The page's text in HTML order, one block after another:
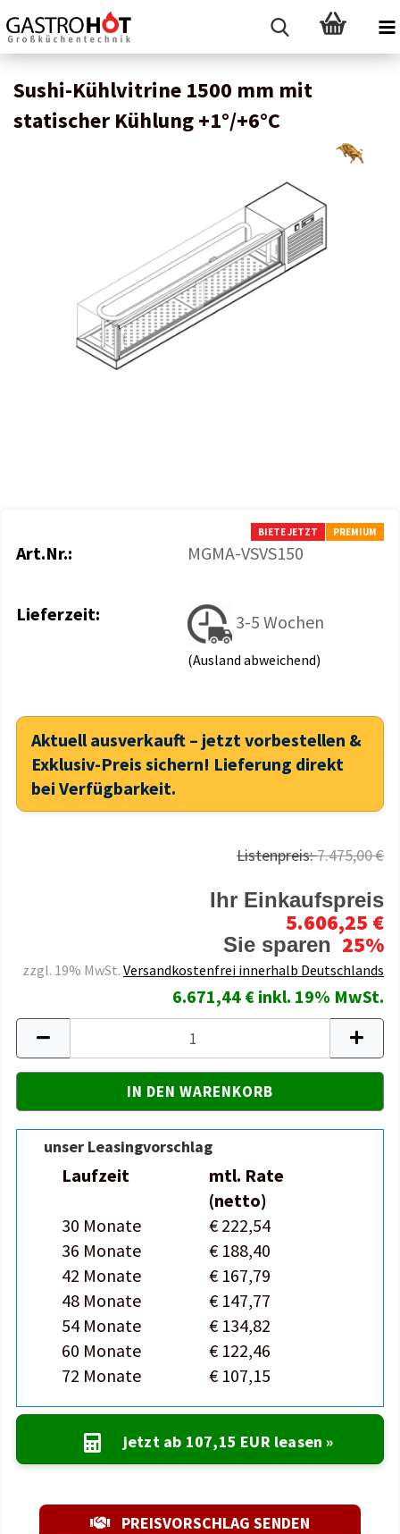
Sushi-Kühlvitrine 1500 mm mit
statischer Kühlung +1°/+6°C
BIETE JETZT PREMIUM
Art.Nr.: MGMA-VSVS150
Lieferzeit: 3-5 Wochen
(Ausland abweichend)
Aktuell ausverkauft – jetzt vorbestellen &
Exklusiv-Preis sichern! Lieferung direkt
bei Verfügbarkeit.
Listenpreis:7.475,00 €
Ihr Einkaufspreis
5.606,25 €
Sie sparen 25%
zzgl. 19% MwSt. Versandkostenfrei innerhalb Deutschlands
6.671,44 € inkl. 19% MwSt.
unser Leasingvorschlag
Laufzeit
mtl. Rate
(netto)
30 Monate
€ 222,54
36 Monate
€ 188,40
42 Monate
€ 167,79
48 Monate
€ 147,77
54 Monate
€ 134,82
60 Monate
€ 122,46
72 Monate
€ 107,15
jetzt ab 107,15 EUR leasen »
PREISVORSCHLAG SENDEN